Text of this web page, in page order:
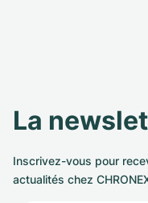
La
Inscrivez-vous pour
actualités chez